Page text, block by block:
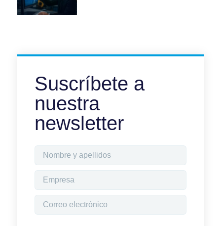
Suscríbete a
nuestra
newsletter